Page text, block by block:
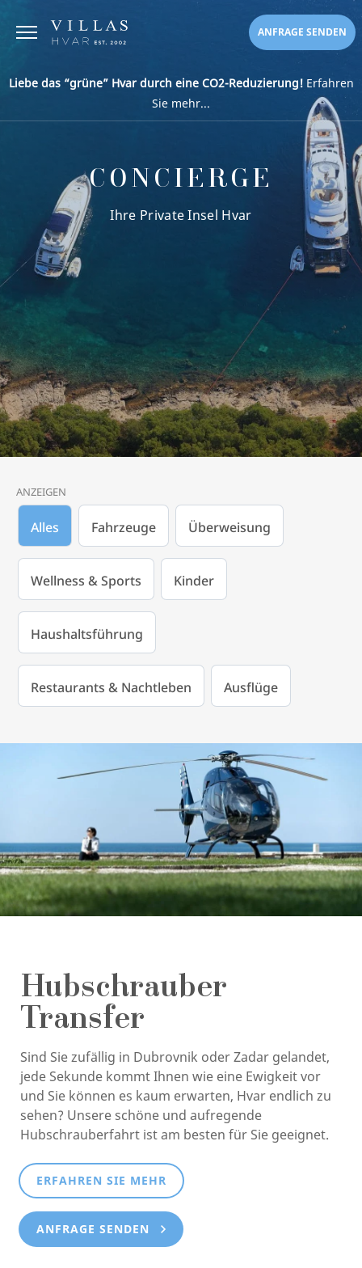
ANFRAGE SENDEN
Liebe das “grüne” Hvar durch eine CO2-Reduzierung!Erfahren
Sie mehr...
CONCIERGE
Ihre Private Insel Hvar
ANZEIGEN
Alles Fahrzeuge Überweisung
Wellness & Sports Kinder
Haushaltsführung
Restaurants & Nachtleben Ausflüge
Hubschrauber
Transfer
Sind Sie zufällig in Dubrovnik oder Zadar gelandet,
jede Sekunde kommt Ihnen wie eine Ewigkeit vor
und Sie können es kaum erwarten, Hvar endlich zu
sehen? Unsere schöne und aufregende
Hubschrauberfahrt ist am besten für Sie geeignet.
ERFAHREN SIE MEHR
ANFRAGE SENDEN